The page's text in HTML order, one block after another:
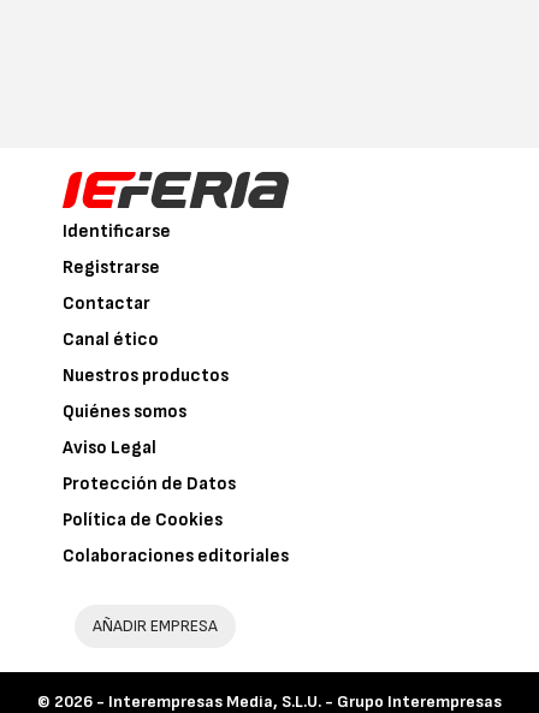
Identificarse
Registrarse
Contactar
Canal ético
Nuestros productos
Quiénes somos
Aviso Legal
Protección de Datos
Política de Cookies
Colaboraciones editoriales
AÑADIR EMPRESA
© 2026 - Interempresas Media, S.L.U. - Grupo Interempresas